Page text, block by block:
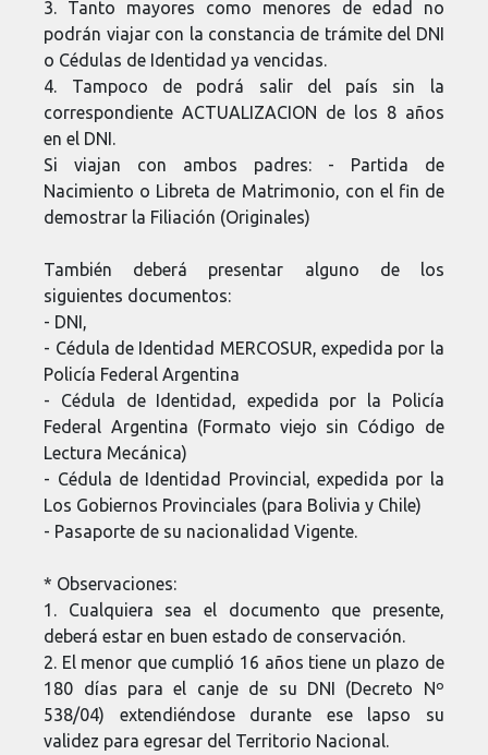
3. Tanto mayores como menores de edad no
podrán viajar con la constancia de trámite del DNI
o Cédulas de Identidad ya vencidas.
4. Tampoco de podrá salir del país sin la
correspondiente ACTUALIZACION de los 8 años
en el DNI.
Si viajan con ambos padres: - Partida de
Nacimiento o Libreta de Matrimonio, con el fin de
demostrar la Filiación (Originales)
También deberá presentar alguno de los
siguientes documentos:
- DNI,
- Cédula de Identidad MERCOSUR, expedida por la
Policía Federal Argentina
- Cédula de Identidad, expedida por la Policía
Federal Argentina (Formato viejo sin Código de
Lectura Mecánica)
- Cédula de Identidad Provincial, expedida por la
Los Gobiernos Provinciales (para Bolivia y Chile)
- Pasaporte de su nacionalidad Vigente.
* Observaciones:
1. Cualquiera sea el documento que presente,
deberá estar en buen estado de conservación.
2. El menor que cumplió 16 años tiene un plazo de
180 días para el canje de su DNI (Decreto Nº
538/04) extendiéndose durante ese lapso su
validez para egresar del Territorio Nacional.